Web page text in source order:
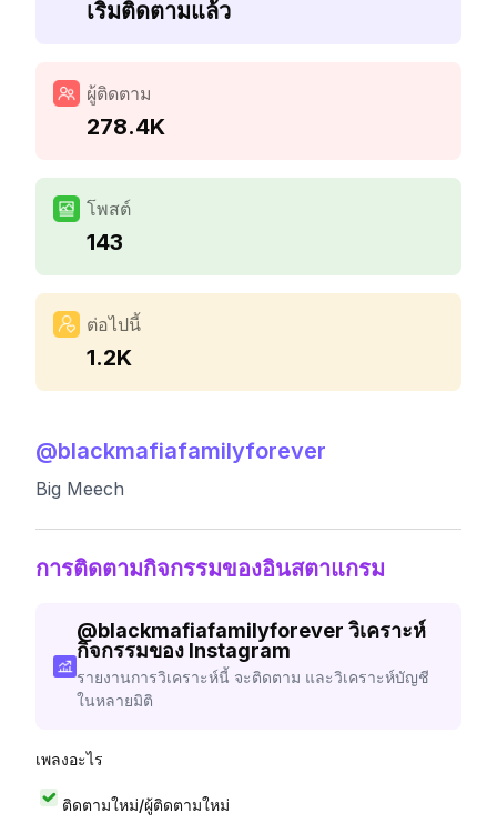
เริ่มติดตามแล้ว
ผู้ติดตาม
278.4K
โพสต์
143
ต่อไปนี้
1.2K
@blackmafiafamilyforever
Big Meech
การติดตามกิจกรรมของอินสตาแกรม
@blackmafiafamilyforever วิเคราะห์
กิจกรรมของ Instagram
รายงานการวิเคราะห์นี้ จะติดตาม และวิเคราะห์บัญชี
ในหลายมิติ
เพลงอะไร
ติดตามใหม่/ผู้ติดตามใหม่